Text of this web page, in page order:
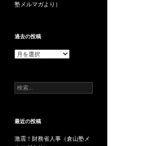
塾メルマガより）
過去の投稿
過
稿
検
索:
最近の投稿
激震！財務省人事（倉山塾メ